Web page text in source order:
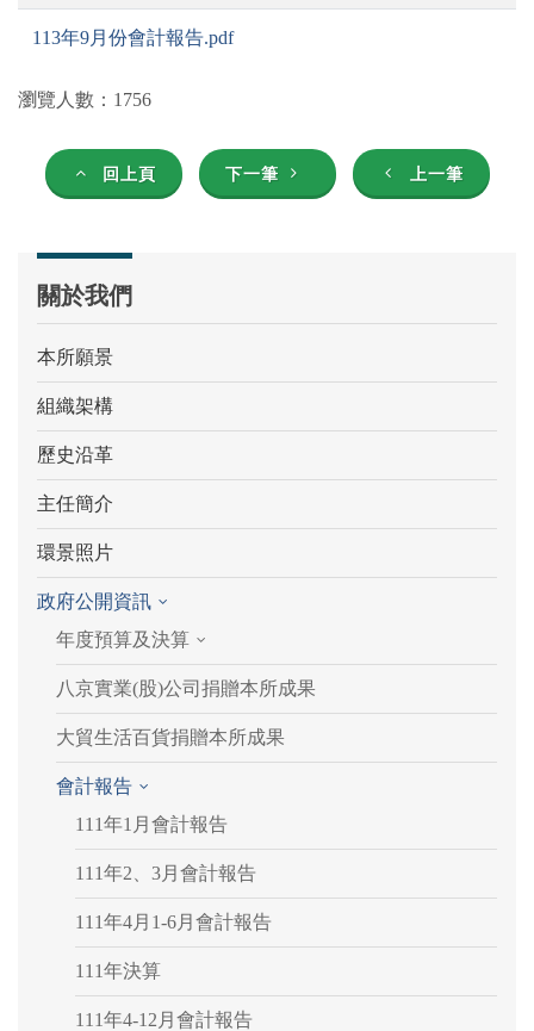
關於我們
本所願景
組織架構
歷史沿革
主任簡介
環景照片
政府公開資訊
年度預算及決算
八京實業(股)公司捐贈本所成果
大貿生活百貨捐贈本所成果
會計報告
111年1月會計報告
111年2、3月會計報告
111年4月1-6月會計報告
111年決算
111年4-12月會計報告
113年9月份會計報告.pdf
瀏覽人數：1756
回上頁 下一筆 上一筆